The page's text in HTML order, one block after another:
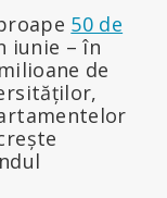
50 de
iunie – în
de